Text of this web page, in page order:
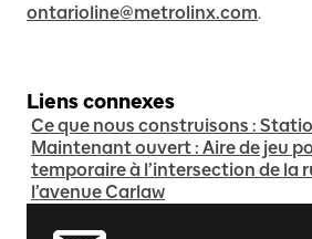
ontarioline@metrolinx.com.
Liens connexes
Ce que nous construisons :
Maintenant ouvert : Aire de jeu
temporaire à l’intersection de la
l’avenue Carlaw